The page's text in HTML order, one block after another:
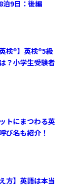
泊9日：後編
検®︎】英検®︎5級
？小学生受験者
トにまつわる英
び名も紹介！
方】英語は本当